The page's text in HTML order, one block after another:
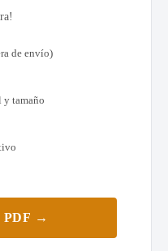
de envío)
y tamaño
PDF →